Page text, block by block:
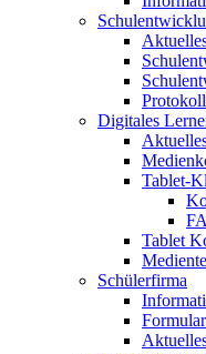
Digitales
Tablet-
Tablet
Schülerfirma